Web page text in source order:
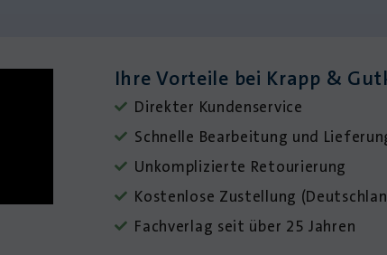
Ihre Vorteile bei Krapp &
Direkter Kundenservice
Schnelle Bearbeitung und
Unkomplizierte Retourierung
Kostenlose Zustellung
Fachverlag seit über 25 Jahren